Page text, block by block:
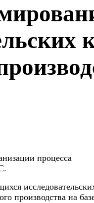
процесса
производства на